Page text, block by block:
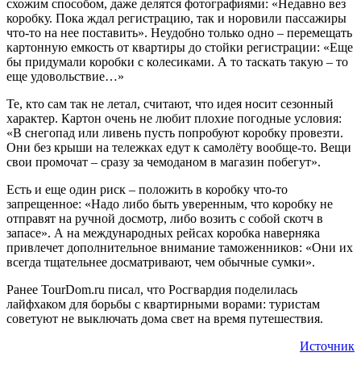
схожим способом, даже делятся фотографиями: «Недавно вез
коробку. Пока ждал регистрацию, так и норовили пассажиры
что-то на нее поставить». Неудобно только одно – перемещать
картонную емкость от квартиры до стойки регистрации: «Еще
бы придумали коробки с колесиками. А то таскать такую – то
еще удовольствие…»
Те, кто сам так не летал, считают, что идея носит сезонный
характер. Картон очень не любит плохие погодные условия:
«В снегопад или ливень пусть попробуют коробку провезти.
Они без крыши на тележках едут к самолёту вообще-то. Вещи
свои промочат – сразу за чемоданом в магазин побегут».
Есть и еще один риск – положить в коробку что-то
запрещенное: «Надо либо быть уверенным, что коробку не
отправят на ручной досмотр, либо возить с собой скотч в
запасе». А на международных рейсах коробка наверняка
привлечет дополнительное внимание таможенников: «Они их
всегда тщательнее досматривают, чем обычные сумки».
Ранее TourDom.ru писал, что Росгвардия поделилась
лайфхаком для борьбы с квартирными ворами: туристам
советуют не выключать дома свет на время путешествия.
Источник